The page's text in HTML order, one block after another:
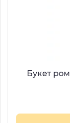
Букет